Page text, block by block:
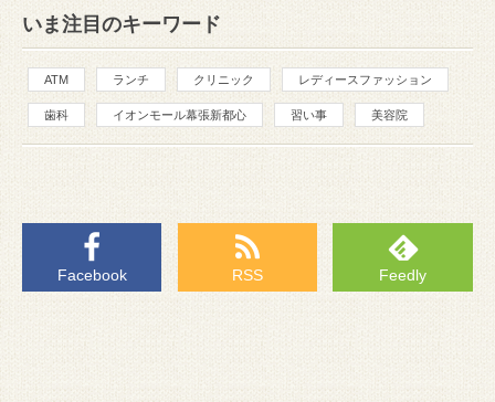
いま注目のキーワード
ATM ランチ クリニック レディースファッション
歯科 イオンモール幕張新都心 習い事 美容院
Facebook RSS Feedly